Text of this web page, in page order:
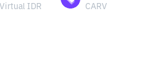
Virtual IDR CARV